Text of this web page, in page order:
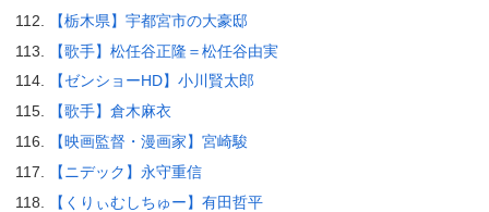
【栃木県】宇都宮市の大豪邸
【歌手】松任谷正隆＝松任谷由実
【ゼンショーHD】小川賢太郎
【歌手】倉木麻衣
【映画監督・漫画家】宮崎駿
【ニデック】永守重信
【くりぃむしちゅー】有田哲平